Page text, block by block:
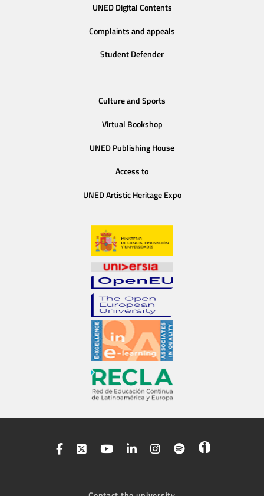
UNED Digital Contents
Complaints and appeals
Student Defender
Culture and Sports
Virtual Bookshop
UNED Publishing House
Access to
UNED Artistic Heritage Expo